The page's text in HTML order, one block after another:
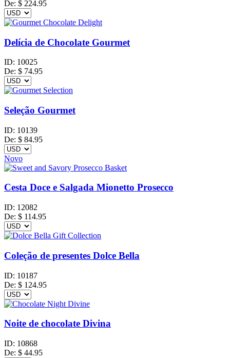
De: $ 224.95
Delícia de Chocolate Gourmet
ID: 10025
De: $ 74.95
Seleção Gourmet
ID: 10139
De: $ 84.95
Novo
Cesta Doce e Salgada Mionetto Prosecco
ID: 12082
De: $ 114.95
Coleção de presentes Dolce Bella
ID: 10187
De: $ 124.95
Noite de chocolate Divina
ID: 10868
De: $ 44.95